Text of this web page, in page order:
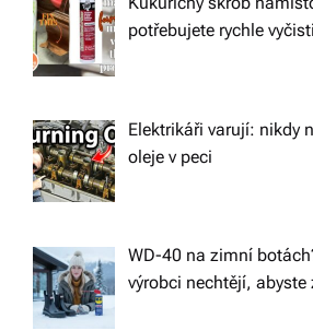
potřebujete rychle
Elektrikáři varují: nikdy
oleje v peci
WD-40 na zimní
výrobci nechtějí, abyste